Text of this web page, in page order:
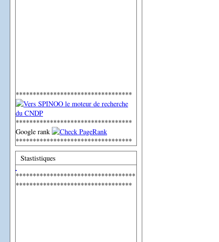
**********************************
**********************************
Google rank
**********************************
Stastistiques
***********************************
**********************************